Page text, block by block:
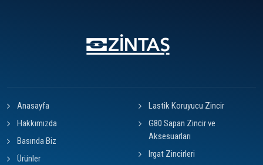
Anasayfa
Hakkımızda
Basında Biz
Ürünler
Lastik Koruyucu Zincir
G80 Sapan Zincir ve
Aksesuarları
Irgat Zincirleri